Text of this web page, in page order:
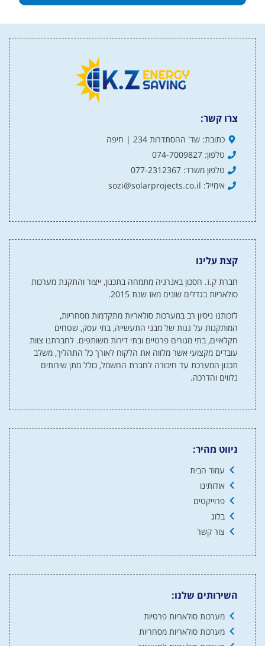
צרו קשר:
כתובת: שד' ההסתדרות 234 | חיפה
טלפון: 074-7009827
טלפון משרד: 077-2312367
אימייל: sozi@solarprojects.co.il
קצת עלינו
חברת ק.ז. חסכון באנרגיה מתמחה בתכנון, ייצור והתקנת מערכות
סולאריות בגדלים שונים מאז שנת 2015.
לזכותנו ניסיון רב במערכות סולאריות מתקדמות מסחריות,
המותקנות על גגות של מבני התעשייה, בתי עסק, שטחים
חקלאיים, בתי מגורים פרטיים ובתי דירות משותפים. לחברתנו צוות
עובדים מקצועי אשר מלווה את הלקוח לאורך כל התהליך, משלב
תכנון המערכת עד חיבורה לחברת החשמל, כולל מתן שירותים
נלווים והדרכה.
ניווט מהיר:
עמוד הבית
אודותינו
פרוייקטים
בלוג
צור קשר
השירותים שלנו:
מערכות סולאריות פרטיות
מערכות סולאריות מסחריות